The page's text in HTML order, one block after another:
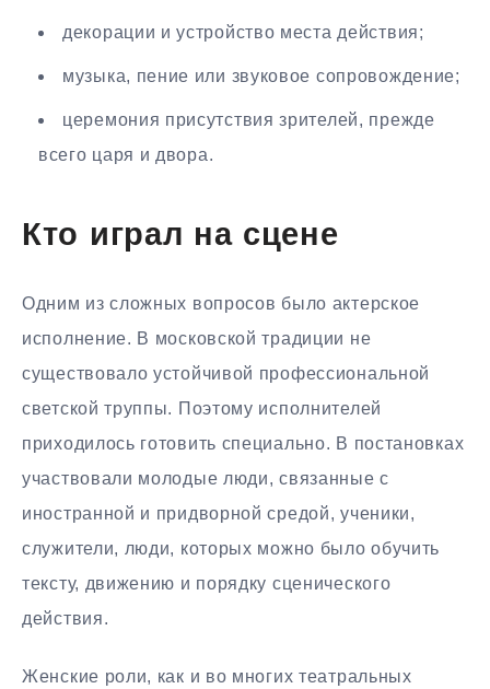
декорации и устройство места действия;
музыка, пение или звуковое сопровождение;
церемония присутствия зрителей, прежде
всего царя и двора.
Кто играл на сцене
Одним из сложных вопросов было актерское
исполнение. В московской традиции не
существовало устойчивой профессиональной
светской труппы. Поэтому исполнителей
приходилось готовить специально. В постановках
участвовали молодые люди, связанные с
иностранной и придворной средой, ученики,
служители, люди, которых можно было обучить
тексту, движению и порядку сценического
действия.
Женские роли, как и во многих театральных